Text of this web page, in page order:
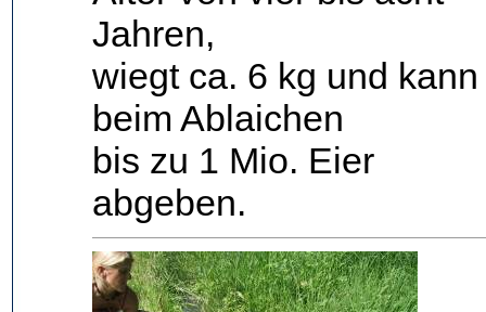
Jahren,
wiegt ca. 6 kg und kann
beim Ablaichen
bis zu 1 Mio. Eier
abgeben.